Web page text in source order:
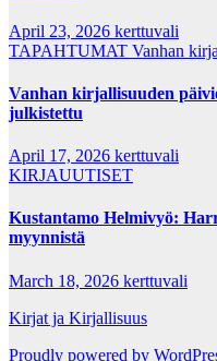
April 23, 2026 kerttuvali
TAPAHTUMAT Vanhan
Vanhan kirjallisuuden
julkistettu
April 17, 2026 kerttuvali
KIRJAUUTISET
Kustantamo Helmivyö:
myynnistä
March 18, 2026 kerttuvali
Kirjat ja Kirjallisuus
Proudly powered by